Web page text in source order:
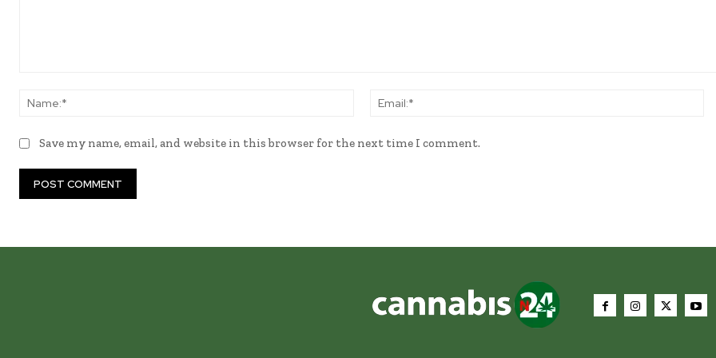
Name:*
Save my name, email, and website in this browser for the next time I comment.